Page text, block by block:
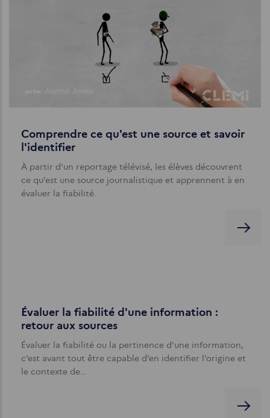
Comprendre ce qu'est une source et savoir
l'identifier
À partir d'un reportage télévisé, les élèves découvrent
ce qu’est une source journalistique et apprennent à en
évaluer la fiabilité.
Évaluer la fiabilité d'une information :
retour aux sources
Évaluer la fiabilité ou la pertinence d’une information,
c’est avant tout être capable d’en identifier l’origine et
le contexte de…